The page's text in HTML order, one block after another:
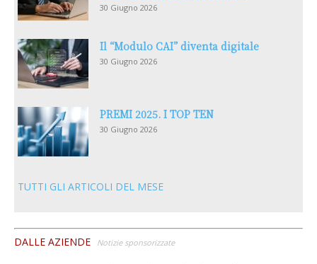
30 Giugno 2026
Il “Modulo CAI” diventa digitale
30 Giugno 2026
PREMI 2025. I TOP TEN
30 Giugno 2026
TUTTI GLI ARTICOLI DEL MESE
DALLE AZIENDE Notizie sponsorizzate